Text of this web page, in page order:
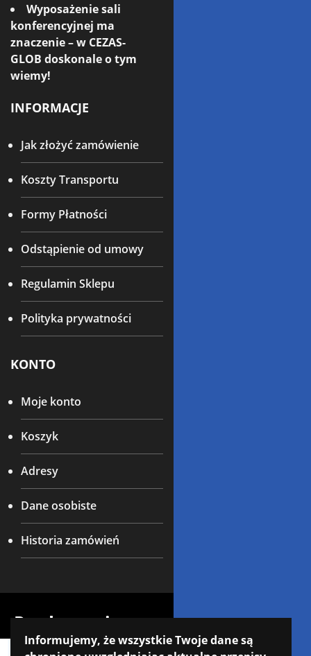
Wyposażenie sali
konferencyjnej ma
znaczenie – w CEZAS-
GLOB doskonale o tym
wiemy!
INFORMACJE
Jak złożyć zamówienie
Koszty Transportu
Formy Płatności
Odstąpienie od umowy
Regulamin Sklepu
Polityka prywatności
KONTO
Moje konto
Koszyk
Adresy
Dane osobiste
Historia zamówień
Producenci:
Informujemy, że wszystkie Twoje dane są